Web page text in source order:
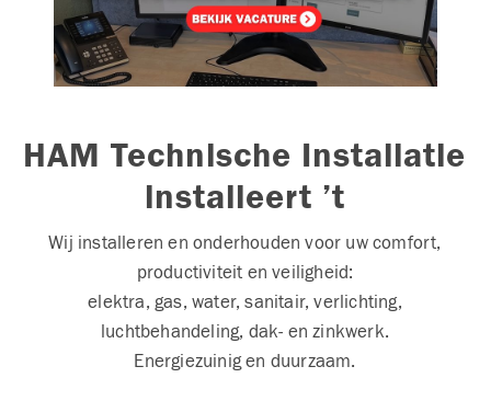
HAM Technische Installatie
installeert ’t
Wij installeren en onderhouden voor uw comfort,
productiviteit en veiligheid:
elektra, gas, water, sanitair, verlichting,
luchtbehandeling, dak- en zinkwerk.
Energiezuinig en duurzaam.